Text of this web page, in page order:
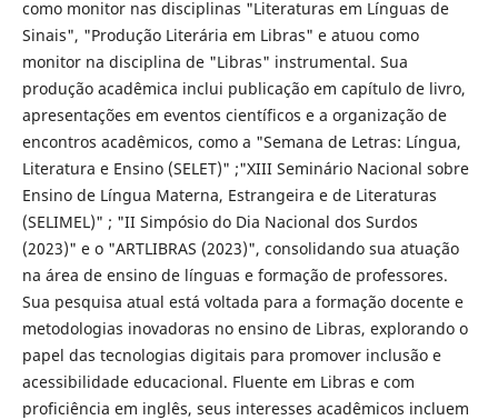
como monitor nas disciplinas "Literaturas em Línguas de
Sinais", "Produção Literária em Libras" e atuou como
monitor na disciplina de "Libras" instrumental. Sua
produção acadêmica inclui publicação em capítulo de livro,
apresentações em eventos científicos e a organização de
encontros acadêmicos, como a "Semana de Letras: Língua,
Literatura e Ensino (SELET)" ;"XIII Seminário Nacional sobre
Ensino de Língua Materna, Estrangeira e de Literaturas
(SELIMEL)" ; "II Simpósio do Dia Nacional dos Surdos
(2023)" e o "ARTLIBRAS (2023)", consolidando sua atuação
na área de ensino de línguas e formação de professores.
Sua pesquisa atual está voltada para a formação docente e
metodologias inovadoras no ensino de Libras, explorando o
papel das tecnologias digitais para promover inclusão e
acessibilidade educacional. Fluente em Libras e com
proficiência em inglês, seus interesses acadêmicos incluem